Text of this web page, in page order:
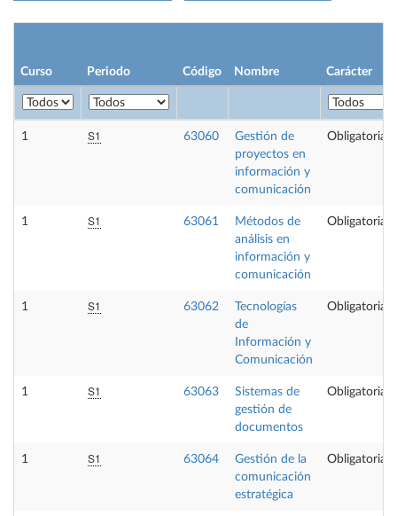
Curso Periodo Código Nombre Carácter
1 S1 63060
Gestión de
proyectos en
información y
comunicación
Obligatoria
1 S1 63061
Métodos de
análisis en
información y
comunicación
Obligatoria
1 S1 63062
Tecnologías
de
Información y
Comunicación
Obligatoria
1 S1 63063
Sistemas de
gestión de
documentos
Obligatoria
1 S1 63064
Gestión de la
comunicación
estratégica
Obligatoria